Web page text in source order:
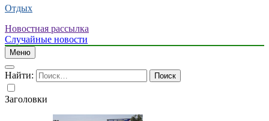
Отдых
Новостная рассылка
Случайные новости
Меню
Найти:
Заголовки